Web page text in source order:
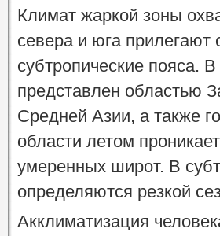
Климат жаркой зоны
севера и юга прилегают
субтропические пояса.
представлен областью
Средней Азии, а также
области летом
умеренных широт. В
определяются резкой
Акклиматизация